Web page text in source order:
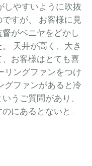
しやすいように吹抜
すが、 お客様に見
がベニヤをどかし
天井が高く、大き
お客様はとても喜
リングファンをつけ
グファンがあると冷
うご質問があり、
にあるとないと...